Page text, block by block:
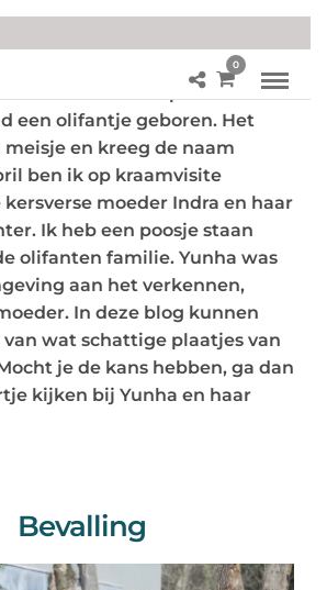
0
Amersfoort werd op 25 maart
een olifantje geboren. Het
en kreeg de naam
ben ik op kraamvisite
moeder Indra en haar
Ik heb een poosje staan
olifanten familie. Yunha was
aan het verkennen,
In deze blog kunnen
wat schattige plaatjes van
je de kans hebben, ga dan
kijken bij Yunha en haar
Bevalling